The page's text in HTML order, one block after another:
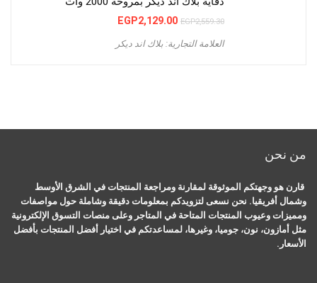
EGP2,559.30
السعر
هو:
EGP2,559.30.
EGP2,129.00
EGP2,129.00.
العلامة التجارية: بلاك اند ديكر
من نحن
قارن هو وجهتكم الموثوقة لمقارنة ومراجعة المنتجات في الشرق الأوسط
وشمال أفريقيا. نحن نسعى لتزويدكم بمعلومات دقيقة وشاملة حول مواصفات
ومميزات وعيوب المنتجات المتاحة في المتاجر وعلى منصات التسوق الإلكترونية
مثل أمازون، نون، جوميا، وغيرها، لمساعدتكم في اختيار أفضل المنتجات بأفضل
الأسعار.